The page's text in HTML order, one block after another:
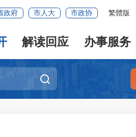
政府 市人大 市政协 繁體版
解读回应 办事服务